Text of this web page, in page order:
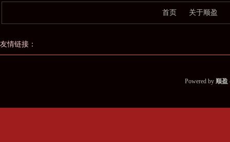
首页 关于顺盈
友情链接：
Powered by 顺盈